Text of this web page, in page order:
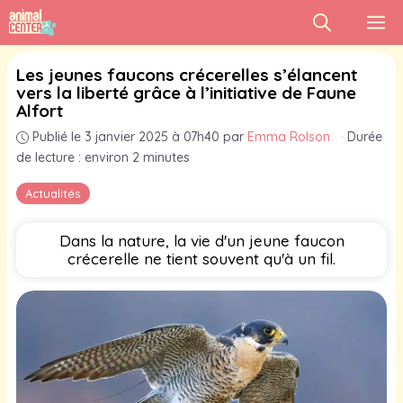
Aller
au
contenu
Actualités
Les jeunes faucons crécerelles s’élancent
vers la liberté grâce à l’initiative de Faune
Alfort
Publié le 3 janvier 2025 à 07h40 par Emma Rolson · Durée
de lecture : environ 2 minutes
Dans la nature, la vie d'un jeune faucon
crécerelle ne tient souvent qu'à un fil.